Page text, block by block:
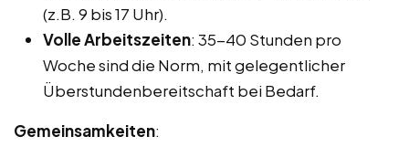
(z.B. 9 bis 17 Uhr).
Volle Arbeitszeiten: 35-40 Stunden pro
Woche sind die Norm, mit gelegentlicher
Überstundenbereitschaft bei Bedarf.
Gemeinsamkeiten: